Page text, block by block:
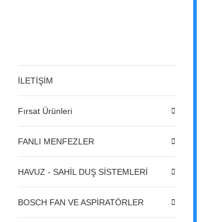
İLETİŞİM
Fırsat Ürünleri
FANLI MENFEZLER
HAVUZ - SAHİL DUŞ SİSTEMLERİ
BOSCH FAN VE ASPİRATÖRLER